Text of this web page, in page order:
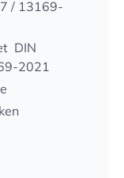
/ 13169-
DIN
2021